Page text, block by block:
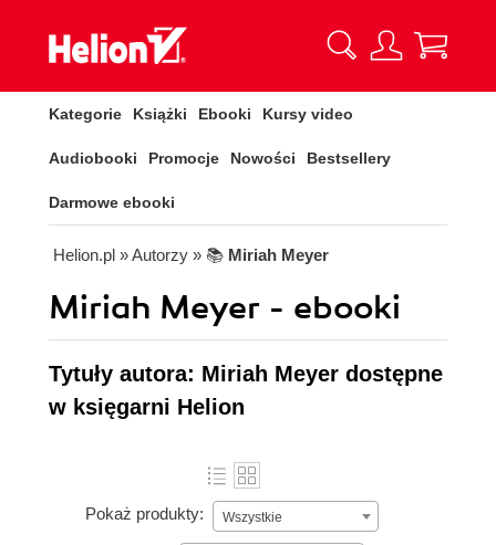
Kategorie Książki Ebooki Kursy video
Audiobooki Promocje Nowości Bestsellery
Darmowe ebooki
Helion.pl » Autorzy » 📚 Miriah Meyer
Miriah Meyer - ebooki
Tytuły autora: Miriah Meyer dostępne
w księgarni Helion
Pokaż produkty: Wszystkie